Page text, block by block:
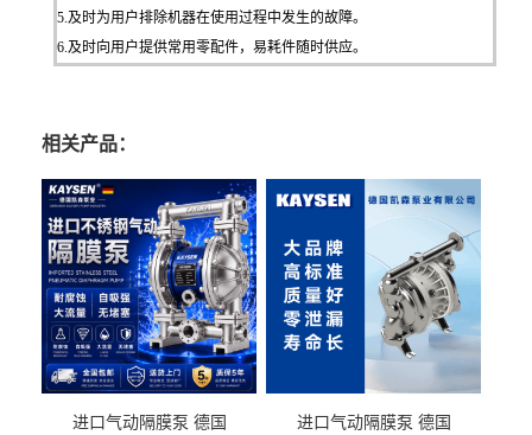
5.及时为用户排除机器在使用过程中发生的故障。
6.及时向用户提供常用零配件，易耗件随时供应。
相关产品：
进口气动隔膜泵 德国
进口气动隔膜泵 德国